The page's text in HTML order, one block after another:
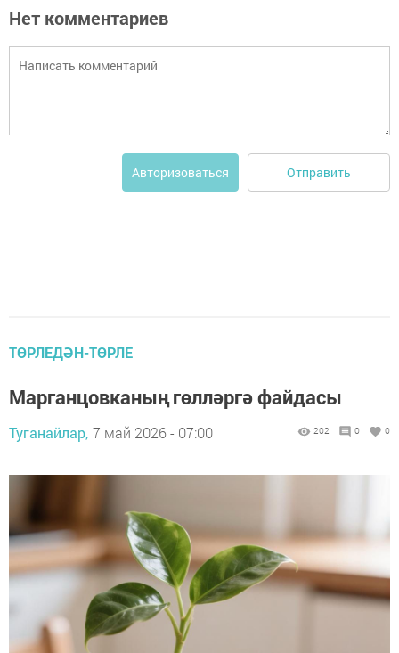
Нет комментариев
Авторизоваться Отправить
ТӨРЛЕДӘН-ТӨРЛЕ
Марганцовканың гөлләргә файдасы
Туганайлар, 7 май 2026 - 07:00 202 0 0